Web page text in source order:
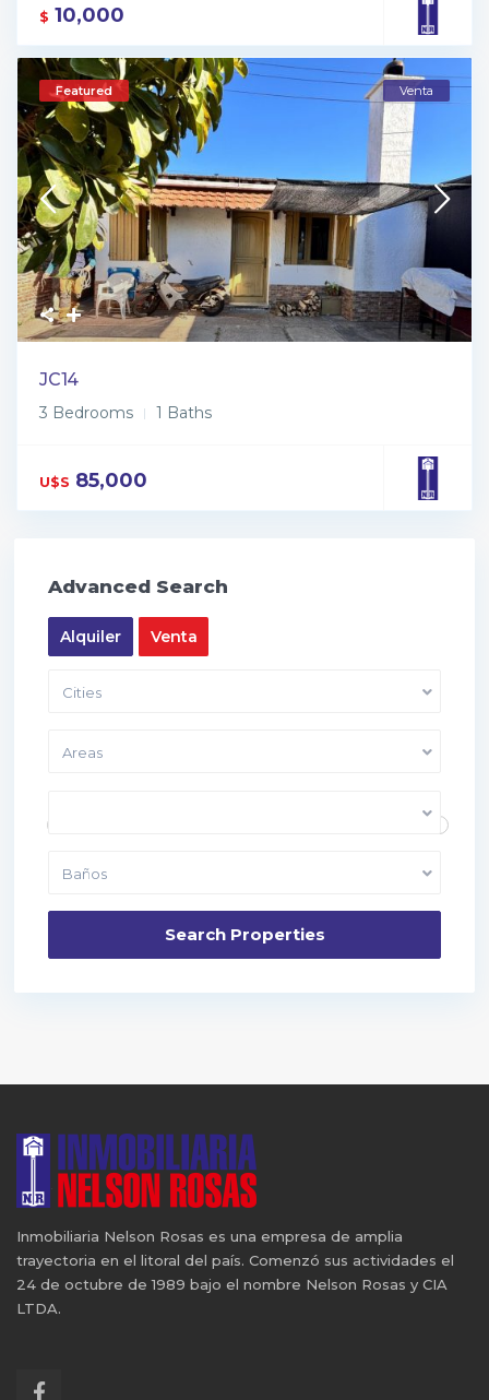
$ 10,000
Featured Venta
JC14
3 Bedrooms 1 Baths
U$S 85,000
Advanced Search
Alquiler Venta
Cities
Areas
Baños
Inmobiliaria Nelson Rosas es una empresa de amplia
trayectoria en el litoral del país. Comenzó sus actividades el
24 de octubre de 1989 bajo el nombre Nelson Rosas y CIA
LTDA.